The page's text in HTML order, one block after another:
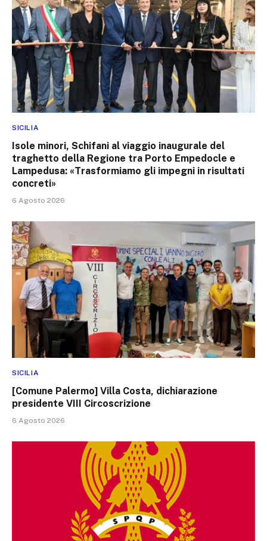
SICILIA
Isole minori, Schifani al viaggio inaugurale del
traghetto della Regione tra Porto Empedocle e
Lampedusa: «Trasformiamo gli impegni in risultati
concreti»
6 Agosto 2026
SICILIA
[Comune Palermo] Villa Costa, dichiarazione
presidente VIII Circoscrizione
6 Agosto 2026